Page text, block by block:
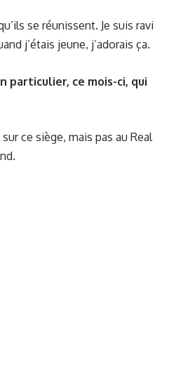
se réunissent. Je suis ravi
j’étais jeune, j’adorais ça.
particulier, ce mois-ci, qui
ce siège, mais pas au Real